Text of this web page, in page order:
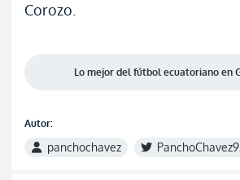
Corozo.
Lo mejor del fútbol ecuatoriano en
Autor:
panchochavez